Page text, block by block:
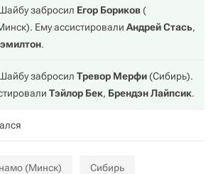
забросил Егор Бориков(
). Ему ассистировали Андрей Стась,
.
забросил Тревор Мерфи(Сибирь).
Тэйлор Бек, Брендэн Лайпсик.
(Минск) Сибирь